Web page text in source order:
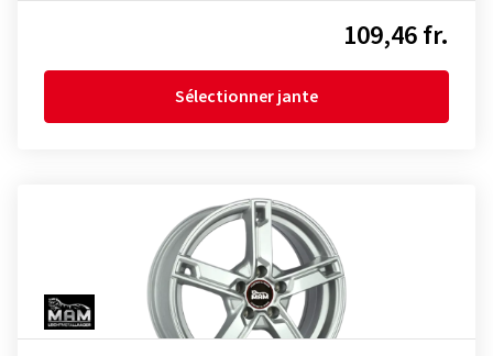
109,46 fr.
Sélectionner jante